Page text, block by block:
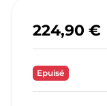
224,90 €
Epuisé